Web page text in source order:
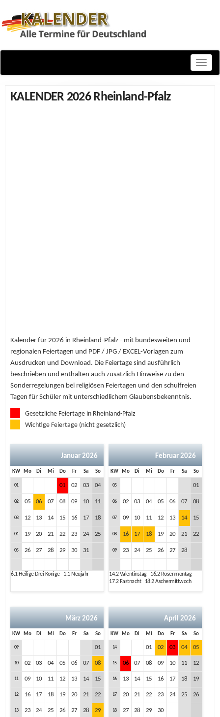
Toggle
KALENDER 2026 Rheinland-Pfalz
Kalender für 2026 in Rheinland-Pfalz - mit bundesweiten und
regionalen Feiertagen und PDF / JPG / EXCEL-Vorlagen zum
Ausdrucken und Download. Die Feiertage sind ausführlich
beschrieben und enthalten auch zusätzlich Hinweise zu den
Sonderregelungen bei religiösen Feiertagen und den schulfreien
Tagen für Schüler mit unterschiedlichem Glaubensbekenntnis.
Gesetzliche Feiertage in Rheinland-Pfalz
Wichtige Feiertage (nicht gesetzlich)
Januar 2026
KW Mo Di Mi Do Fr Sa So
01 01 02 03 04
02 05 06 07 08 09 10 11
03 12 13 14 15 16 17 18
04 19 20 21 22 23 24 25
05 26 27 28 29 30 31
6.1Heilige Drei Könige 1.1Neujahr
Februar 2026
KW Mo Di Mi Do Fr Sa So
05 01
06 02 03 04 05 06 07 08
07 09 10 11 12 13 14 15
08 16 17 18 19 20 21 22
09 23 24 25 26 27 28
14.2Valentinstag 16.2Rosenmontag
17.2Fastnacht 18.2Aschermittwoch
März 2026
KW Mo Di Mi Do Fr Sa So
09 01
10 02 03 04 05 06 07 08
11 09 10 11 12 13 14 15
12 16 17 18 19 20 21 22
13 23 24 25 26 27 28 29
April 2026
KW Mo Di Mi Do Fr Sa So
14 01 02 03 04 05
15 06 07 08 09 10 11 12
16 13 14 15 16 17 18 19
17 20 21 22 23 24 25 26
18 27 28 29 30